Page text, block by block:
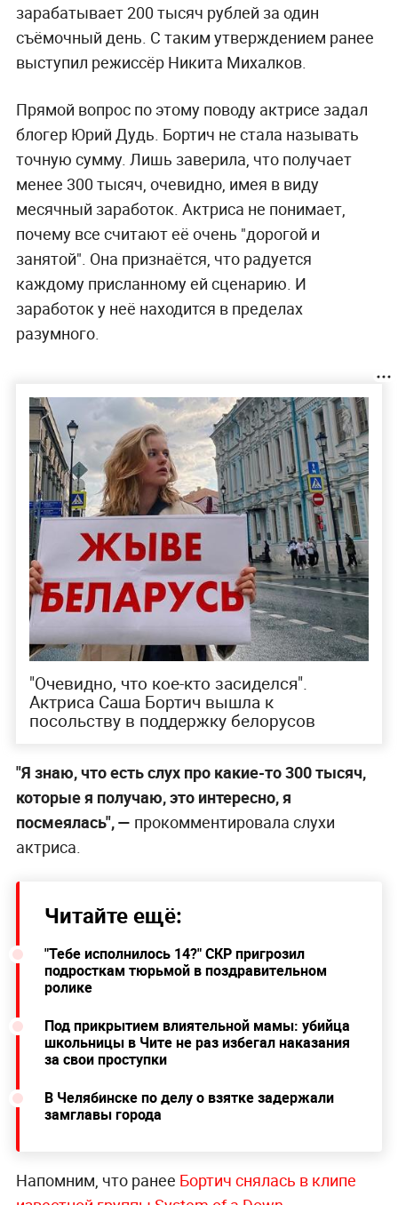
зарабатывает 200 тысяч рублей за один
съёмочный день. С таким утверждением ранее
выступил режиссёр Никита Михалков.
Прямой вопрос по этому поводу актрисе задал
блогер Юрий Дудь. Бортич не стала называть
точную сумму. Лишь заверила, что получает
менее 300 тысяч, очевидно, имея в виду
месячный заработок. Актриса не понимает,
почему все считают её очень "дорогой и
занятой". Она признаётся, что радуется
каждому присланному ей сценарию. И
заработок у неё находится в пределах
разумного.
"Очевидно, что кое-кто засиделся".
Актриса Саша Бортич вышла к
посольству в поддержку белорусов
"Я знаю, что есть слух про какие-то 300 тысяч,
которые я получаю, это интересно, я
посмеялась", — прокомментировала слухи
актриса.
Читайте ещё:
"Тебе исполнилось 14?" СКР пригрозил
подросткам тюрьмой в поздравительном
ролике
Под прикрытием влиятельной мамы: убийца
школьницы в Чите не раз избегал наказания
за свои проступки
В Челябинске по делу о взятке задержали
замглавы города
Напомним, что ранее Бортич снялась в клипе